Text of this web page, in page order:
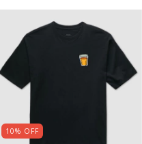
10% OFF